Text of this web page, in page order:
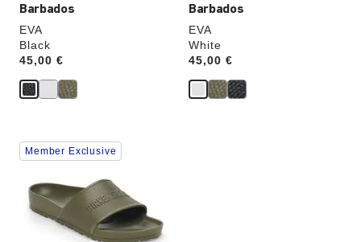
Barbados
EVA
Black
Price:
45,00 €
Barbados
EVA
White
Price:
45,00 €
Cliquer
sur
échantillons
couleurs
modifiera
Member Exclusive